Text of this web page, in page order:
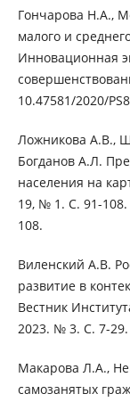
Гончарова Н.А.,
малого и
Инновационная
10.47581/2020/
Ложникова А.В.,
Богданов А.Л.
населения на
19, № 1. С. 91-108.
108.
Виленский А.В.
развитие в
Вестник
2023. № 3. С. 7-29.
Макарова Л.А.,
самозанятых